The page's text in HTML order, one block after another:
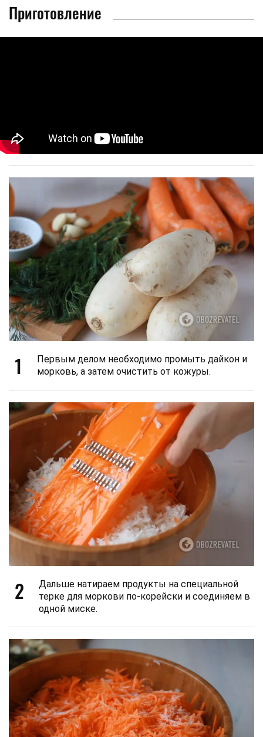
Приготовление
1
Первым делом необходимо промыть дайкон и
морковь, а затем очистить от кожуры.
2
Дальше натираем продукты на специальной
терке для моркови по-корейски и соединяем в
одной миске.